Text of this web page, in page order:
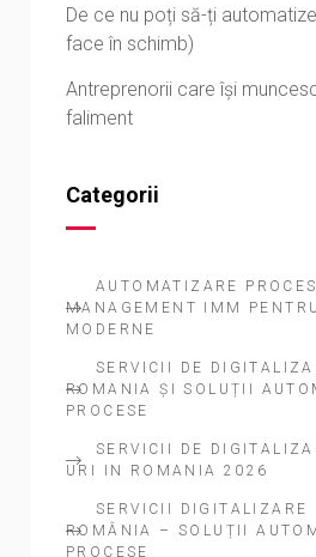
De ce nu poți să-ți
face în schimb)
Antreprenorii care își
faliment
Categorii
AUTOMATIZARE
MANAGEMENT IMM
MODERNE
SERVICII DE
ROMANIA ȘI SOLUȚII
PROCESE
SERVICII DE
URI IN ROMANIA 2026
SERVICII DIGITALIZARE
ROMÂNIA – SOLUȚII
PROCESE